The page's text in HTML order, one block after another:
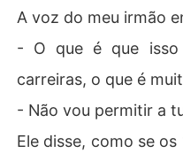
A voz do meu irmão
- O que é que isso
carreiras, o que é
- Não vou permitir a
Ele disse, como se